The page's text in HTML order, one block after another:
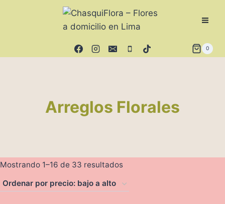
0
Arreglos Florales
Mostrando 1–16 de 33 resultadosOrdenado
precio: